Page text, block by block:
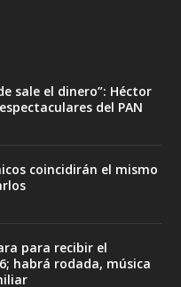
sale el dinero”: Héctor
del PAN
coincidirán el mismo
para recibir el
habrá rodada, música